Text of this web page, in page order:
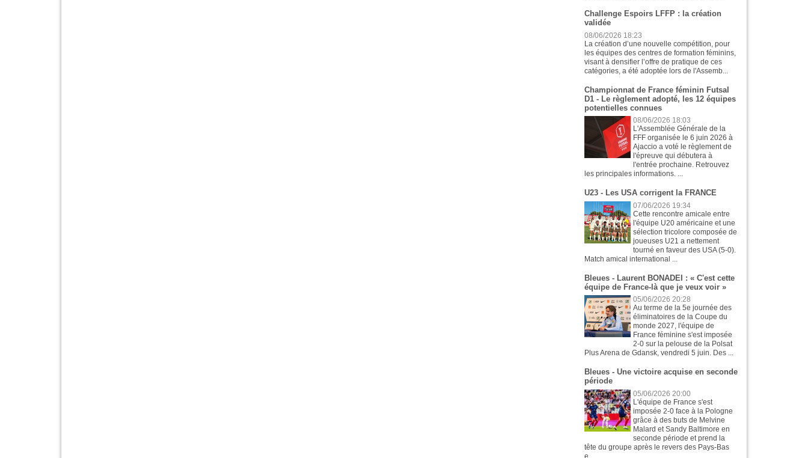
Challenge Espoirs LFFP : la création
validée
08/06/2026 18:23
La création d’une nouvelle compétition, pour
les équipes des centres de formation féminins,
visant à densifier l’offre de pratique de ces
catégories, a été adoptée lors de l'Assemb...
Championnat de France féminin Futsal
D1 - Le règlement adopté, les 12 équipes
potentielles connues
08/06/2026 18:03
L'Assemblée Générale de la
FFF organisée le 6 juin 2026 à
Ajaccio a voté le règlement de
l'épreuve qui débutera à
l'entrée prochaine. Retrouvez
les principales informations. ...
U23 - Les USA corrigent la FRANCE
07/06/2026 19:34
Cette rencontre amicale entre
l'équipe U20 américaine et une
sélection tricolore composée de
joueuses U21 a nettement
tourné en faveur des USA (5-0).
Match amical international ...
Bleues - Laurent BONADEI : « C'est cette
équipe de France-là que je veux voir »
05/06/2026 20:28
Au terme de la 5e journée des
éliminatoires de la Coupe du
monde 2027, l'équipe de
France féminine s'est imposée
2-0 sur la pelouse de la Polsat
Plus Arena de Gdansk, vendredi 5 juin. Des ...
Bleues - Une victoire acquise en seconde
période
05/06/2026 20:00
L'équipe de France s'est
imposée 2-0 face à la Pologne
grâce à des buts de Melvine
Malard et Sandy Baltimore en
seconde période et prend la
tête du groupe après le revers des Pays-Bas
e...